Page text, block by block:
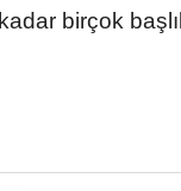
birçok